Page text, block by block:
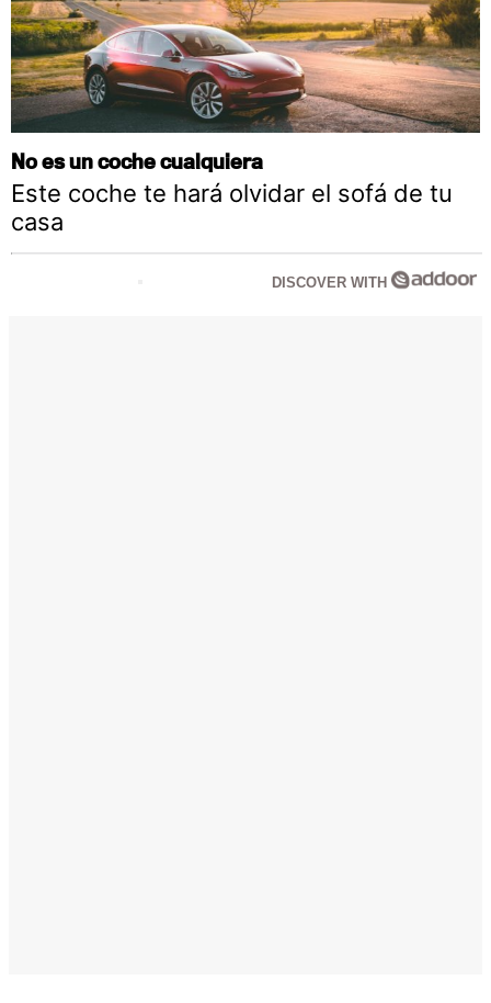
No es un coche cualquiera
Este coche te hará olvidar el sofá de tu
casa
DISCOVER WITH